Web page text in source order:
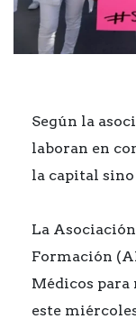
Según la
laboran en
la capital sino
La
Formación
Médicos
este